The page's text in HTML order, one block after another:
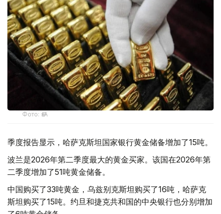
Фото: ӨзА
季度报告显示，哈萨克斯坦国家银行黄金储备增加了15吨。
波兰是2026年第二季度最大的黄金买家。该国在2026年第
二季度增加了51吨黄金储备。
中国购买了33吨黄金，乌兹别克斯坦购买了16吨，哈萨克
斯坦购买了15吨。约旦和捷克共和国的中央银行也分别增加